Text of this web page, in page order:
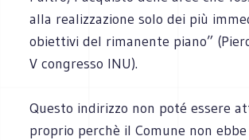
alla realizzazione solo dei più
obiettivi del rimanente piano”
V congresso INU).
Questo indirizzo non poté essere
proprio perchè il Comune non ebbe